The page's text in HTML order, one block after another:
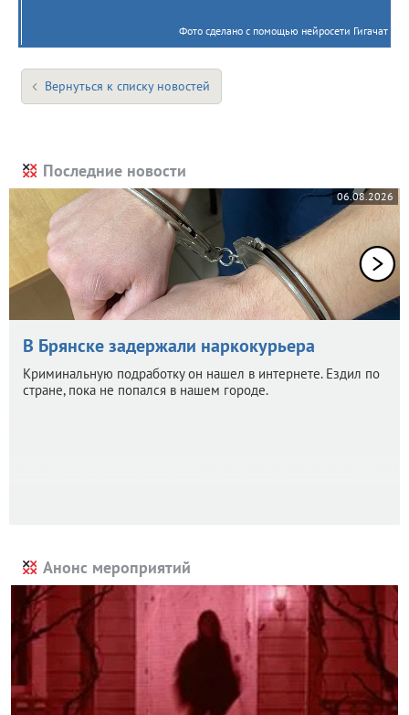
Фото сделано с помощью нейросети Гигачат
Вернуться к списку новостей
Последние новости
06.08.2026
В Брянске задержали наркокурьера
Криминальную подработку он нашел в интернете. Ездил по
стране, пока не попался в нашем городе.
Анонс мероприятий